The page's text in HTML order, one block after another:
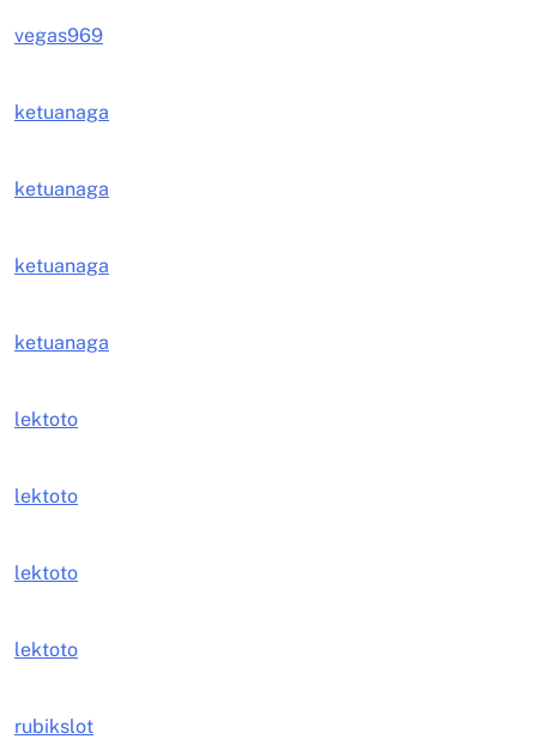
vegas969
ketuanaga
ketuanaga
ketuanaga
ketuanaga
lektoto
lektoto
lektoto
lektoto
rubikslot